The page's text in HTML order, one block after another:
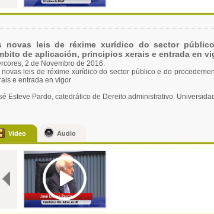
novas leis de réxime xurídico do sector
de aplicación, principios xerais e entrada en
2 de Novembro de 2016.
novas leis de réxime xurídico do sector público e do
e entrada en vigor
Esteve Pardo, catedrático de Dereito administrativo.
Video Audio